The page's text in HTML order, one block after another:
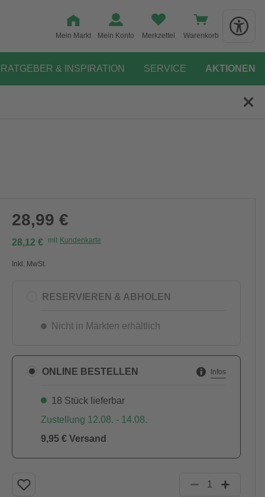
Mein Markt Mein Konto Merkzettel Warenkorb
RATGEBER & INSPIRATION SERVICE AKTIONEN
28,99 €
28,12 € mit Kundenkarte
Inkl. MwSt.
RESERVIEREN & ABHOLEN
Nicht in Märkten erhältlich
ONLINE BESTELLEN Infos
18 Stück lieferbar
Zustellung 12.08. - 14.08.
9,95 € Versand